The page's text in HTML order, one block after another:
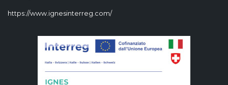
https://www.ignesinterreg.com/